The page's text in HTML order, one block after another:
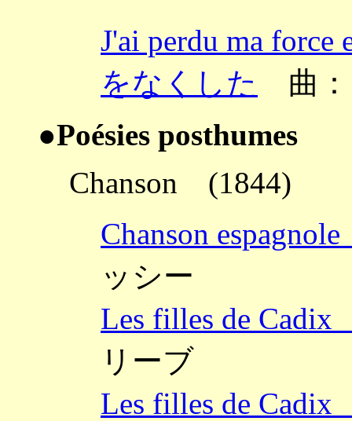
J'ai perdu ma
をなくした
曲：
●Poésies posthumes
Chanson (1844)
Chanson
ッシー
Les filles de
リーブ
Les filles de